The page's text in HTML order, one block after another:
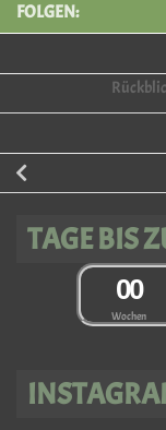
FOLGEN:
TAGE BIS
Wochen
00